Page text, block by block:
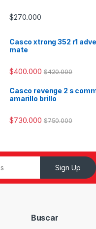
$270.000
Casco xtrong 352 r1
mate
$400.000 $420.000
Casco revenge 2 s
amarillo brillo
$730.000 $750.000
Sign Up
Buscar